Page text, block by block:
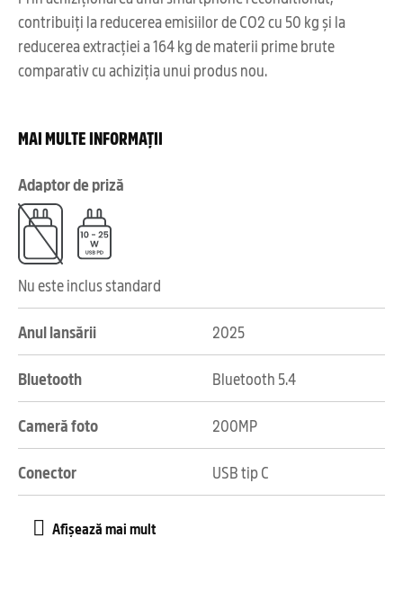
contribuiți la reducerea emisiilor de CO2 cu 50 kg și la
reducerea extracției a 164 kg de materii prime brute
comparativ cu achiziția unui produs nou.
MAI MULTE INFORMAȚII
Adaptor de priză
Nu este inclus standard
Anul lansării 2025
Bluetooth Bluetooth 5.4
Cameră foto 200MP
Conector USB tip C